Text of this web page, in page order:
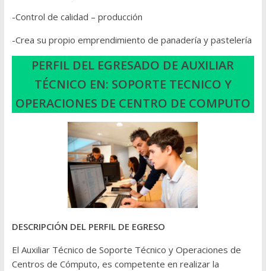
-Control de calidad – producción
-Crea su propio emprendimiento de panadería y pastelería
PERFIL DEL EGRESADO DE AUXILIAR
TÉCNICO EN: SOPORTE TECNICO Y
OPERACIONES DE CENTRO DE COMPUTO
DESCRIPCIÓN DEL PERFIL DE EGRESO
El Auxiliar Técnico de Soporte Técnico y Operaciones de
Centros de Cómputo, es competente en realizar la